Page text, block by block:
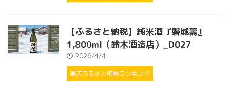
【ふるさと納税】純米酒『磐城壽』
1,800ml（鈴木酒造店）_D027
2026/4/4
楽天ふるさと納税ランキング